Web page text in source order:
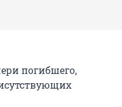
погибшего,